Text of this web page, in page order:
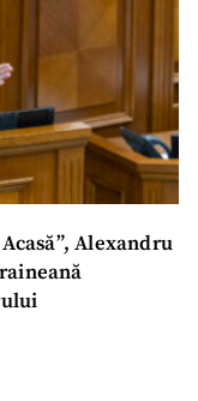
ZdG
Alexandru